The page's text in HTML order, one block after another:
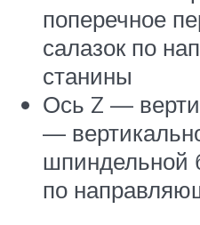
поперечное
салазок по
станины
Ось Z —
—
шпиндельной
по